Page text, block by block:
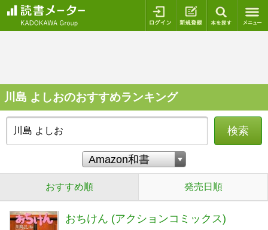
ログイン 新規登録
川島 よしおのおすすめランキング
検索
おすすめ順 発売日順
おちけん (アクションコミックス)